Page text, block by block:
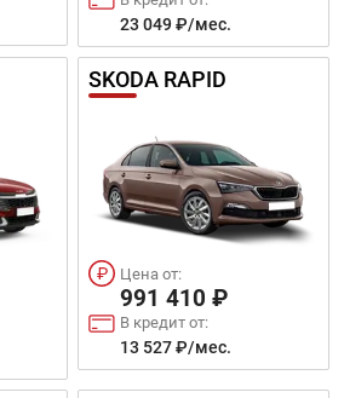
23 049 ₽/мес.
SKODA RAPID
Цена от:
991 410 ₽
В кредит от:
13 527 ₽/мес.